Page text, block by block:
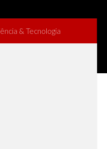
& Tecnologia